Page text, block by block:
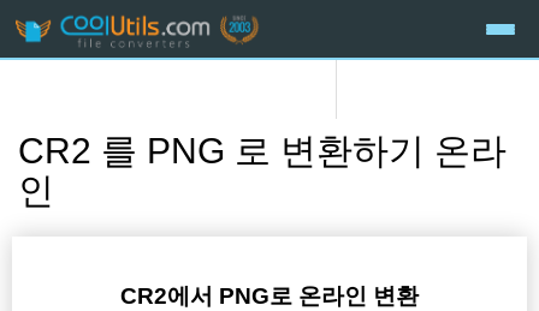
CR2 를 PNG 로 변환하기 온라
인
CR2에서 PNG로 온라인 변환